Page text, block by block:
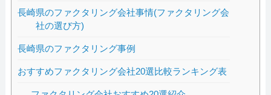
長崎県のファクタリング会社事情(ファクタリング会
社の選び方)
長崎県のファクタリング事例
おすすめファクタリング会社20選比較ランキング表